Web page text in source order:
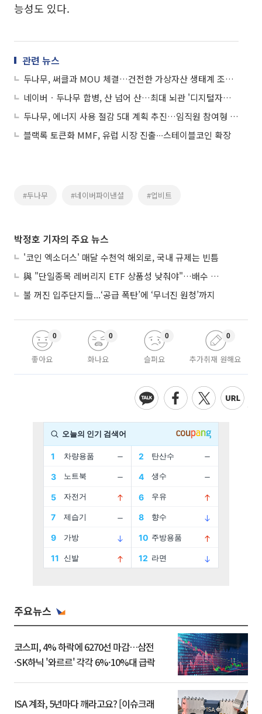
능성도 있다.
관련 뉴스
두나무, 써클과 MOU 체결…건전한 가상자산 생태계 조성 협력
네이버ㆍ두나무 합병, 산 넘어 산…최대 뇌관 '디지털자산법'
두나무, 에너지 사용 절감 5대 계획 추진…임직원 참여형 실천 확대
블랙록 토큰화 MMF, 유럽 시장 진출∙∙∙스테이블코인 확장
#두나무 #네이버파이낸셜 #업비트
박정호 기자의 주요 뉴스
'코인 엑소더스' 매달 수천억 해외로, 국내 규제는 빈틈
與 "단일종목 레버리지 ETF 상품성 낮춰야"…배수 조정안도 거론
불 꺼진 입주단지들...‘공급 폭탄’에 ‘무너진 원청’까지
좋아요
0
화나요
0
슬퍼요
0
추가취재 원해요
0
주요뉴스
코스피, 4% 하락에 6270선 마감…삼전
·SK하닉 '와르르' 각각 6%·10%대 급락
ISA 계좌, 5년마다 깨라고요? [이슈크래